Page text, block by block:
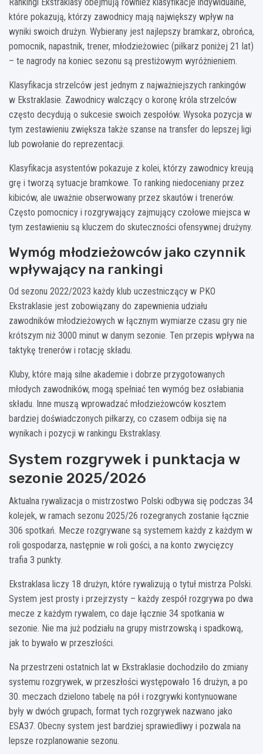
które pokazują, którzy zawodnicy mają największy wpływ na
wyniki swoich drużyn. Wybierany jest najlepszy bramkarz, obrońca,
pomocnik, napastnik, trener, młodzieżowiec (piłkarz poniżej 21 lat)
– te nagrody na koniec sezonu są prestiżowym wyróżnieniem.
Klasyfikacja strzelców jest jednym z najważniejszych rankingów
w Ekstraklasie. Zawodnicy walczący o koronę króla strzelców
często decydują o sukcesie swoich zespołów. Wysoka pozycja w
tym zestawieniu zwiększa także szanse na transfer do lepszej ligi
lub powołanie do reprezentacji.
Klasyfikacja asystentów pokazuje z kolei, którzy zawodnicy kreują
grę i tworzą sytuacje bramkowe. To ranking niedoceniany przez
kibiców, ale uważnie obserwowany przez skautów i trenerów.
Często pomocnicy i rozgrywający zajmujący czołowe miejsca w
tym zestawieniu są kluczem do skuteczności ofensywnej drużyny.
Wymóg młodzieżowców jako czynnik
wpływający na rankingi
Od sezonu 2022/2023 każdy klub uczestniczący w PKO
Ekstraklasie jest zobowiązany do zapewnienia udziału
zawodników młodzieżowych w łącznym wymiarze czasu gry nie
krótszym niż 3000 minut w danym sezonie. Ten przepis wpływa na
taktykę trenerów i rotację składu.
Kluby, które mają silne akademie i dobrze przygotowanych
młodych zawodników, mogą spełniać ten wymóg bez osłabiania
składu. Inne muszą wprowadzać młodzieżowców kosztem
bardziej doświadczonych piłkarzy, co czasem odbija się na
wynikach i pozycji w rankingu Ekstraklasy.
System rozgrywek i punktacja w
sezonie 2025/2026
Aktualna rywalizacja o mistrzostwo Polski odbywa się podczas 34
kolejek, w ramach sezonu 2025/26 rozegranych zostanie łącznie
306 spotkań. Mecze rozgrywane są systemem każdy z każdym w
roli gospodarza, następnie w roli gości, a na konto zwycięzcy
trafia 3 punkty.
Ekstraklasa liczy 18 drużyn, które rywalizują o tytuł mistrza Polski.
System jest prosty i przejrzysty – każdy zespół rozgrywa po dwa
mecze z każdym rywalem, co daje łącznie 34 spotkania w
sezonie. Nie ma już podziału na grupy mistrzowską i spadkową,
jak to bywało w przeszłości.
Na przestrzeni ostatnich lat w Ekstraklasie dochodziło do zmiany
systemu rozgrywek, w przeszłości występowało 16 drużyn, a po
30. meczach dzielono tabelę na pół i rozgrywki kontynuowane
były w dwóch grupach, format tych rozgrywek nazwano jako
ESA37. Obecny system jest bardziej sprawiedliwy i pozwala na
lepsze rozplanowanie sezonu.